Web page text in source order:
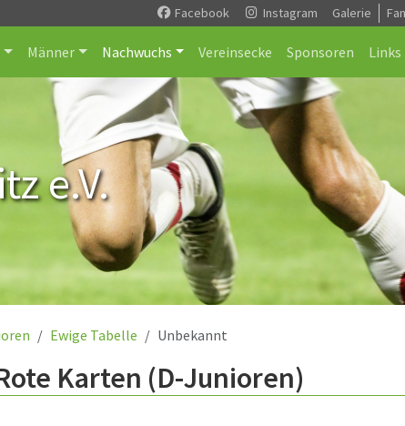
Facebook Instagram Galerie
Männer Nachwuchs Vereinsecke Sponsoren Links
e.V.
Ewige Tabelle Unbekannt
Karten (D-Junioren)